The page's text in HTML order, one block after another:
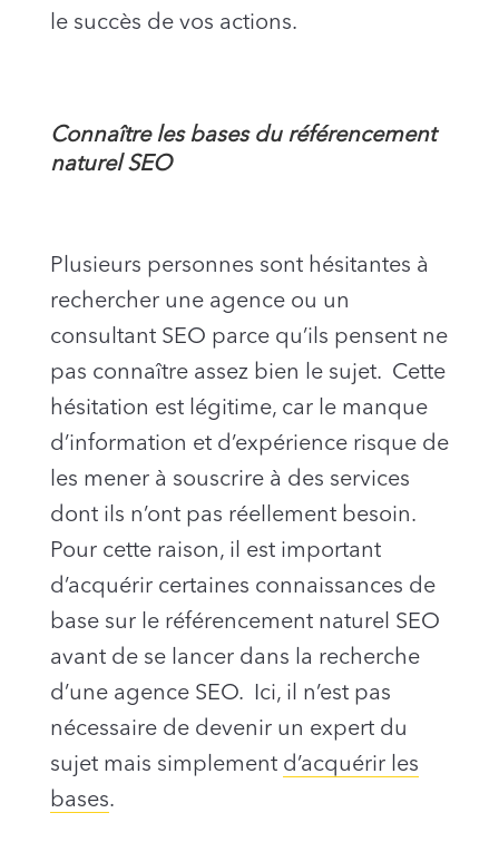
le succès de vos actions.
Connaître les bases du référencement
naturel SEO
Plusieurs personnes sont hésitantes à
rechercher une agence ou un
consultant SEO parce qu’ils pensent ne
pas connaître assez bien le sujet. Cette
hésitation est légitime, car le manque
d’information et d’expérience risque de
les mener à souscrire à des services
dont ils n’ont pas réellement besoin.
Pour cette raison, il est important
d’acquérir certaines connaissances de
base sur le référencement naturel SEO
avant de se lancer dans la recherche
d’une agence SEO. Ici, il n’est pas
nécessaire de devenir un expert du
sujet mais simplement d’acquérir les
bases.